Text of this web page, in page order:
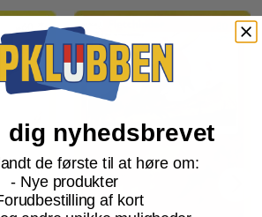
dig nyhedsbrevet
de første til at høre om:
- Nye produkter
af kort